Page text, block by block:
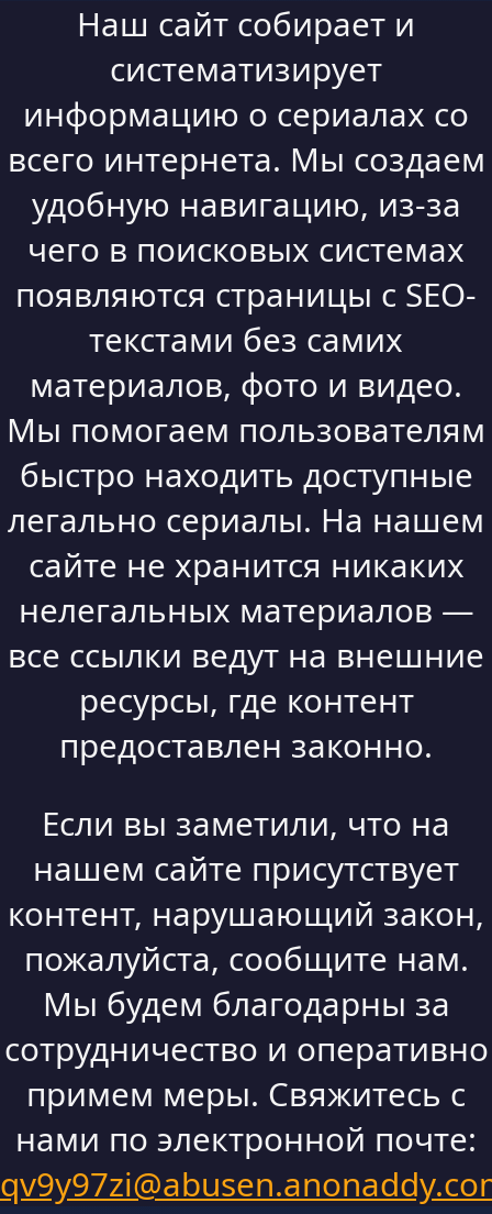
Наш сайт собирает и
систематизирует
информацию о сериалах со
всего интернета. Мы создаем
удобную навигацию, из-за
чего в поисковых системах
появляются страницы с SEO-
текстами без самих
материалов, фото и видео.
Мы помогаем пользователям
быстро находить доступные
легально сериалы. На нашем
сайте не хранится никаких
нелегальных материалов —
все ссылки ведут на внешние
ресурсы, где контент
предоставлен законно.
Если вы заметили, что на
нашем сайте присутствует
контент, нарушающий закон,
пожалуйста, сообщите нам.
Мы будем благодарны за
сотрудничество и оперативно
примем меры. Свяжитесь с
нами по электронной почте: